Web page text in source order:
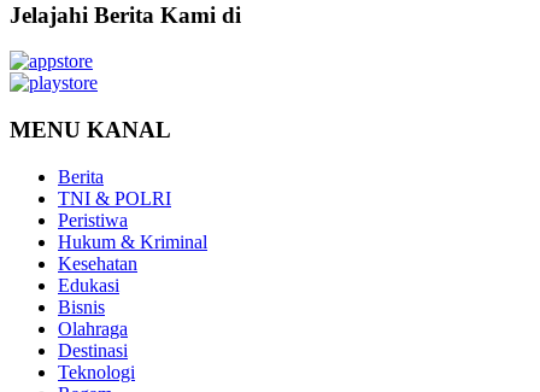
Jelajahi Berita Kami di
MENU KANAL
Berita
TNI & POLRI
Peristiwa
Hukum & Kriminal
Kesehatan
Edukasi
Bisnis
Olahraga
Destinasi
Teknologi